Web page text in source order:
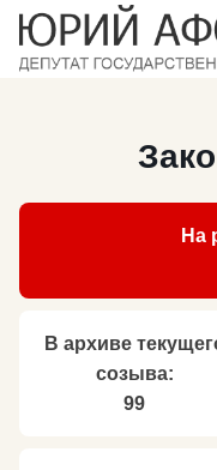
На
В архиве
созыва:
99